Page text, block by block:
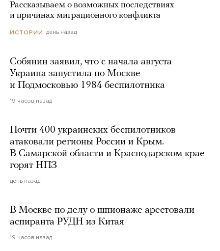
Рассказываем о возможных последствиях
и причинах миграционного конфликта
ИСТОРИИ день назад
Собянин заявил, что с начала августа
Украина запустила по Москве
и Подмосковью 1984 беспилотника
19 часов назад
Почти 400 украинских беспилотников
атаковали регионы России и Крым.
В Самарской области и Краснодарском крае
горят НПЗ
день назад
В Москве по делу о шпионаже арестовали
аспиранта РУДН из Китая
19 часов назад